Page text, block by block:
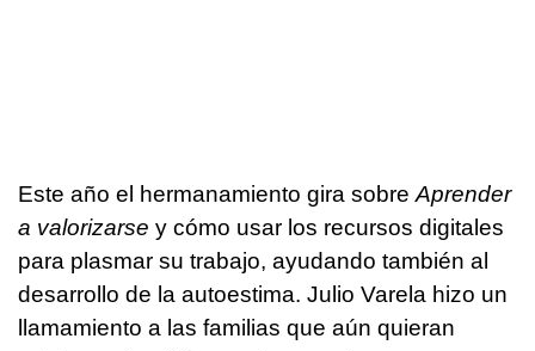
Este año el hermanamiento gira sobre Aprender
a valorizarse y cómo usar los recursos digitales
para plasmar su trabajo, ayudando también al
desarrollo de la autoestima. Julio Varela hizo un
llamamiento a las familias que aún quieran